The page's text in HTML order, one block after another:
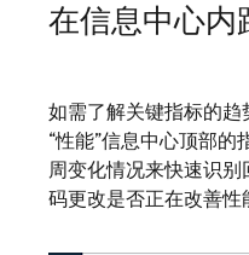
在信息中心内
如需了解关键指标的
“性能”信息中心顶部
周变化情况来快速识
码更改是否正在改善性